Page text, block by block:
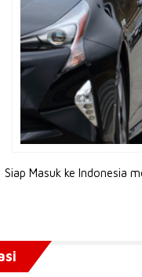
Siap Masuk ke Indonesia